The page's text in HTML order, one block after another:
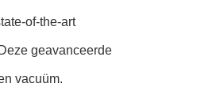
of-the-art
geavanceerde
vacuüm.